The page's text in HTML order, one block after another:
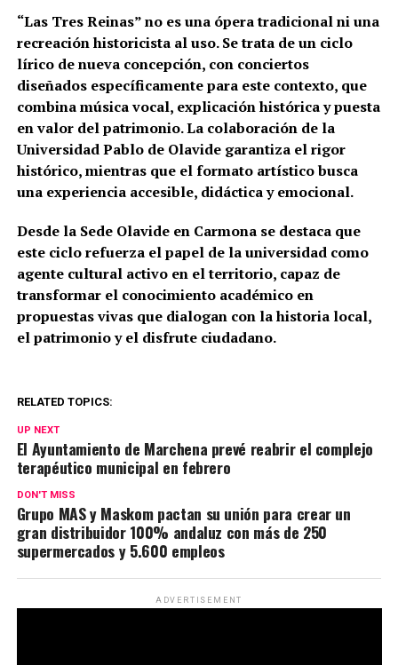
“Las Tres Reinas” no es una ópera tradicional ni una
recreación historicista al uso. Se trata de un ciclo
lírico de nueva concepción, con conciertos
diseñados específicamente para este contexto, que
combina música vocal, explicación histórica y puesta
en valor del patrimonio. La colaboración de la
Universidad Pablo de Olavide garantiza el rigor
histórico, mientras que el formato artístico busca
una experiencia accesible, didáctica y emocional.
Desde la Sede Olavide en Carmona se destaca que
este ciclo refuerza el papel de la universidad como
agente cultural activo en el territorio, capaz de
transformar el conocimiento académico en
propuestas vivas que dialogan con la historia local,
el patrimonio y el disfrute ciudadano.
RELATED TOPICS:
UP NEXT
El Ayuntamiento de Marchena prevé reabrir el complejo
terapéutico municipal en febrero
DON'T MISS
Grupo MAS y Maskom pactan su unión para crear un
gran distribuidor 100% andaluz con más de 250
supermercados y 5.600 empleos
ADVERTISEMENT